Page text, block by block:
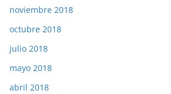
noviembre 2018
octubre 2018
julio 2018
mayo 2018
abril 2018